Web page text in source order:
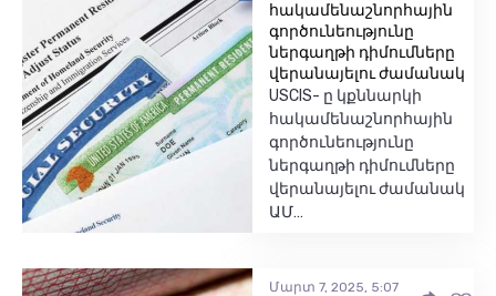
հակամենաշնորհային
գործունեությունը
ներգաղթի դիմումները
վերանայելու ժամանակ
USCIS- ը կքննարկի
հակամենաշնորհային
գործունեությունը
ներգաղթի դիմումները
վերանայելու ժամանակ
ԱՄ…
Մարտ 7, 2025, 5:07